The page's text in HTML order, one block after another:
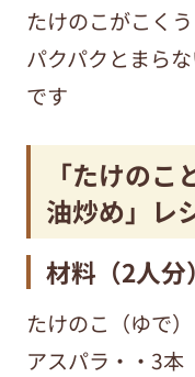
たけのこがこくう
パクパクとまら
です
「たけの
油炒め」レ
材料（2人分）
たけのこ（ゆで
アスパラ・・3本